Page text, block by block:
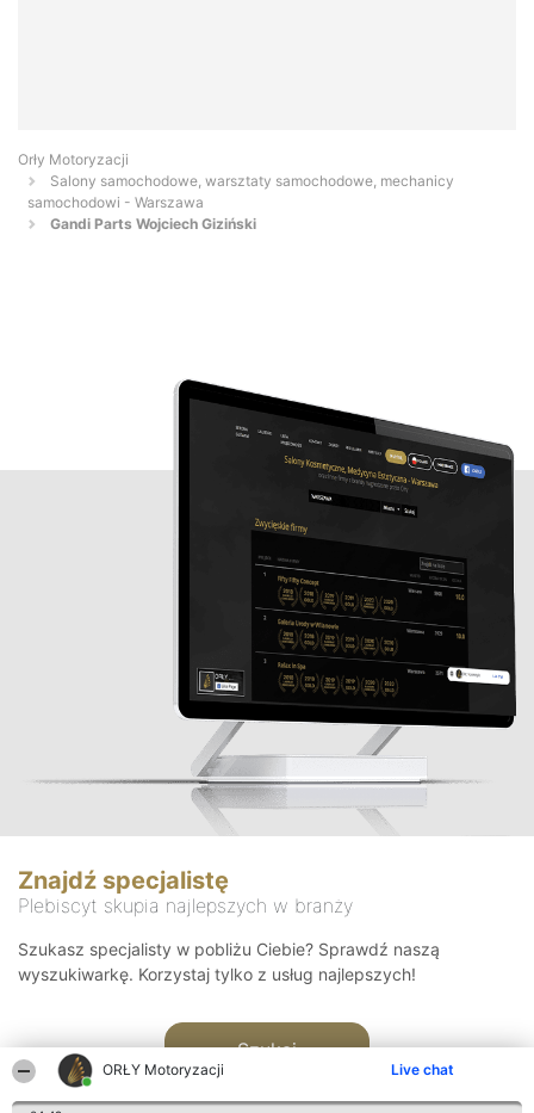
ORŁY Motoryzacji Live chat
Orły Motoryzacji
Salony samochodowe, warsztaty samochodowe, mechanicy
samochodowi - Warszawa
Gandi Parts Wojciech Giziński
Znajdź specjalistę
Plebiscyt skupia najlepszych w branży
Szukasz specjalisty w pobliżu Ciebie? Sprawdź naszą
wyszukiwarkę. Korzystaj tylko z usług najlepszych!
Szukaj